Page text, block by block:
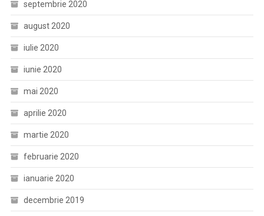
septembrie 2020
august 2020
iulie 2020
iunie 2020
mai 2020
aprilie 2020
martie 2020
februarie 2020
ianuarie 2020
decembrie 2019